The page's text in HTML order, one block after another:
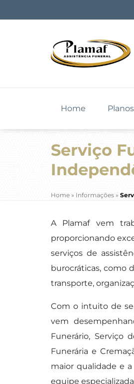
Home Planos
Serviço
Home » Informações »
A Plamaf vem
proporcionando
serviços de
burocráticas, como
transporte,
Com o intuito de
vem
Funerário, Serviço
Funerária e
maior qualidade e
equipe